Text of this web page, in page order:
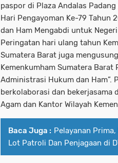
paspor di Plaza Andalas
Hari Pengayoman Ke-79 Tahun
dan Ham Mengabdi untuk
Peringatan hari ulang tahun
Sumatera Barat juga
Kemenkumham Sumatera Barat
Administrasi Hukum dan Ham”.
berkolaborasi dan bekerjasama
Agam dan Kantor Wilayah
Baca Juga : Pelayanan
Lot Patroli Dan Penjagaan di